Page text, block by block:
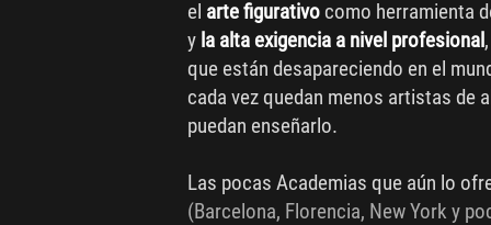
el arte figurativo como herramienta
y la alta exigencia a nivel profesional
que están desapareciendo en el
cada vez quedan menos artistas de
puedan enseñarlo.
Las pocas Academias que aún lo
(Barcelona, Florencia, New York y